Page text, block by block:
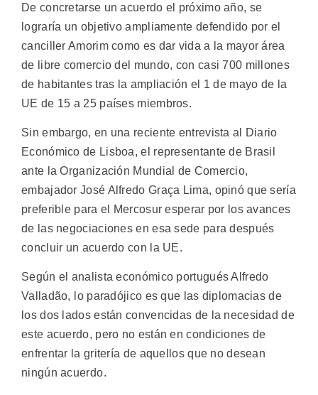
De concretarse un acuerdo el próximo año, se
lograría un objetivo ampliamente defendido por el
canciller Amorim como es dar vida a la mayor área
de libre comercio del mundo, con casi 700 millones
de habitantes tras la ampliación el 1 de mayo de la
UE de 15 a 25 países miembros.
Sin embargo, en una reciente entrevista al Diario
Económico de Lisboa, el representante de Brasil
ante la Organización Mundial de Comercio,
embajador José Alfredo Graça Lima, opinó que sería
preferible para el Mercosur esperar por los avances
de las negociaciones en esa sede para después
concluir un acuerdo con la UE.
Según el analista económico portugués Alfredo
Valladão, lo paradójico es que las diplomacias de
los dos lados están convencidas de la necesidad de
este acuerdo, pero no están en condiciones de
enfrentar la gritería de aquellos que no desean
ningún acuerdo.